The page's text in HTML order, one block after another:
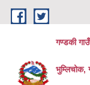
Skip to main content
गण्डकी
भुम्लिचोक,